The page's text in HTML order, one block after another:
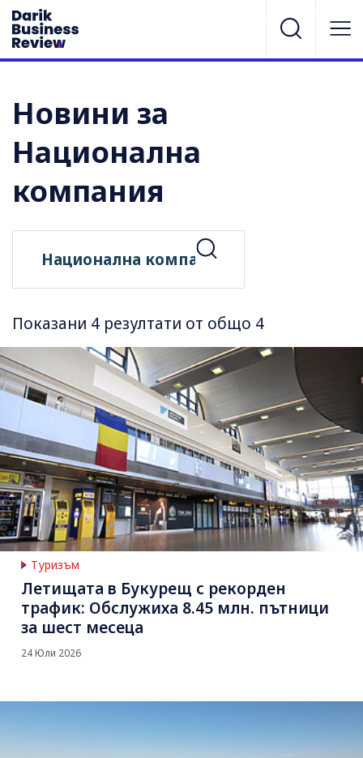
Новини за
Национална
компания
Показани 4 резултати от общо 4
Туризъм
Летищата в Букурещ с рекорден
трафик: Обслужиха 8.45 млн. пътници
за шест месеца
24 Юли 2026